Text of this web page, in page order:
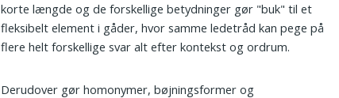
korte længde og de forskellige betydninger gør "buk" til et
fleksibelt element i gåder, hvor samme ledetråd kan pege på
flere helt forskellige svar alt efter kontekst og ordrum.
Derudover gør homonymer, bøjningsformer og